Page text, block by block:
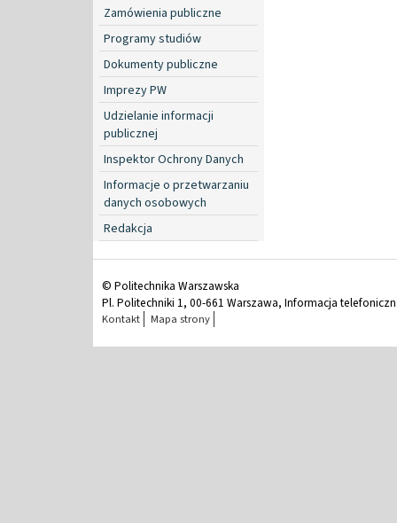
Zamówienia publiczne
Programy studiów
Dokumenty publiczne
Imprezy PW
Udzielanie informacji
publicznej
Inspektor Ochrony Danych
Informacje o przetwarzaniu
danych osobowych
Redakcja
© Politechnika Warszawska
Pl. Politechniki 1, 00-661 Warszawa, Informacja
Kontakt Mapa strony